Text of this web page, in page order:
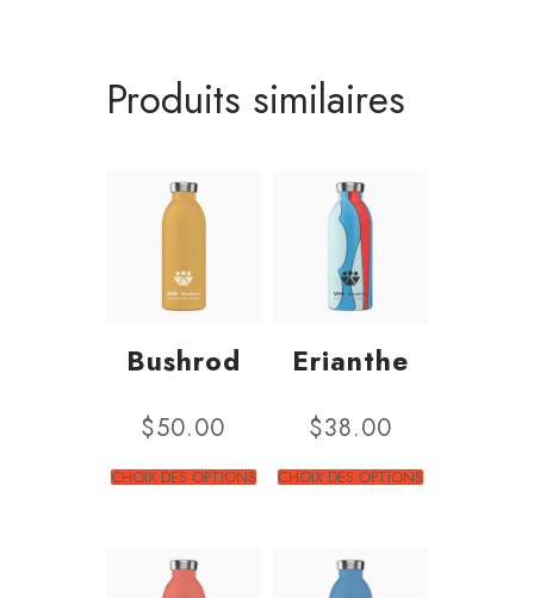
Produits similaires
Bushrod
$50.00
CHOIX DES OPTIONS
Erianthe
$38.00
CHOIX DES OPTIONS